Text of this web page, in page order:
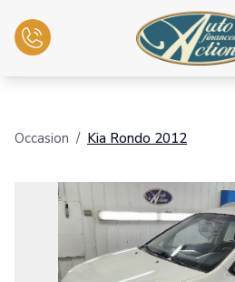
Accueil
Services
Occasion / Kia Rondo 2012